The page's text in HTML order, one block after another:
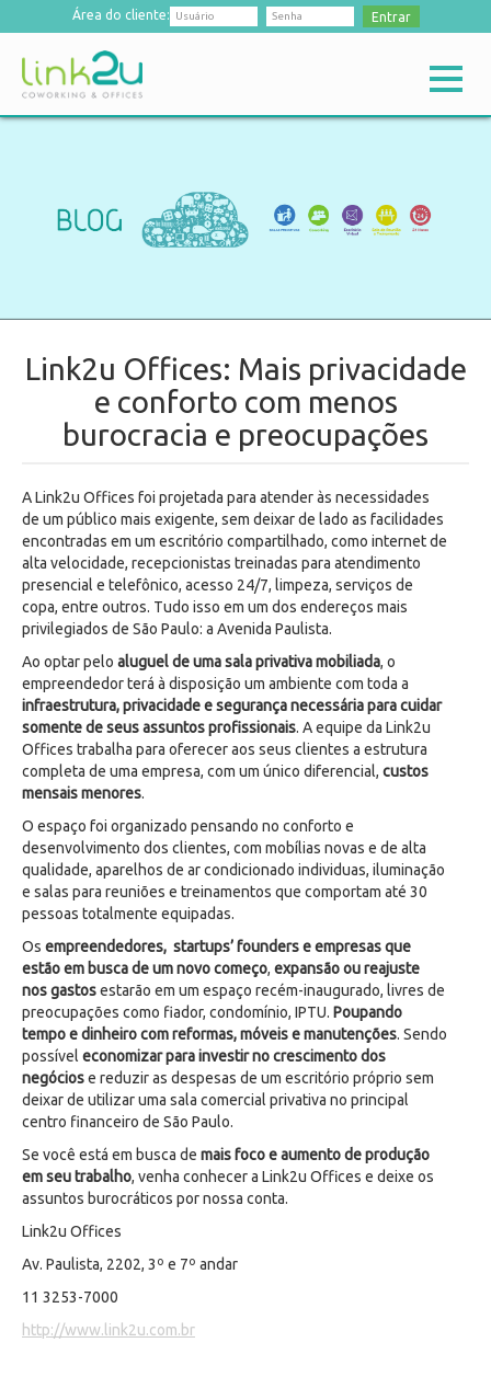
Área do cliente: Entrar
Link2u Offices: Mais privacidade
e conforto com menos
burocracia e preocupações
A Link2u Offices foi projetada para atender às necessidades
de um público mais exigente, sem deixar de lado as facilidades
encontradas em um escritório compartilhado, como internet de
alta velocidade, recepcionistas treinadas para atendimento
presencial e telefônico, acesso 24/7, limpeza, serviços de
copa, entre outros. Tudo isso em um dos endereços mais
privilegiados de São Paulo: a Avenida Paulista.
Ao optar pelo aluguel de uma sala privativa mobiliada, o
empreendedor terá à disposição um ambiente com toda a
infraestrutura, privacidade e segurança necessária para cuidar
somente de seus assuntos profissionais. A equipe da Link2u
Offices trabalha para oferecer aos seus clientes a estrutura
completa de uma empresa, com um único diferencial, custos
mensais menores.
O espaço foi organizado pensando no conforto e
desenvolvimento dos clientes, com mobílias novas e de alta
qualidade, aparelhos de ar condicionado individuas, iluminação
e salas para reuniões e treinamentos que comportam até 30
pessoas totalmente equipadas.
Os empreendedores, startups’ founders e empresas que
estão em busca de um novo começo, expansão ou reajuste
nos gastosestarão em um espaço recém-inaugurado, livres de
preocupações como fiador, condomínio, IPTU. Poupando
tempo e dinheiro com reformas, móveis e manutenções. Sendo
possível economizar para investir no crescimento dos
negóciose reduzir as despesas de um escritório próprio sem
deixar de utilizar uma sala comercial privativa no principal
centro financeiro de São Paulo.
Se você está em busca de mais foco e aumento de produção
em seu trabalho, venha conhecer a Link2u Offices e deixe os
assuntos burocráticos por nossa conta.
Link2u Offices
Av. Paulista, 2202, 3º e 7º andar
11 3253-7000
http://www.link2u.com.br